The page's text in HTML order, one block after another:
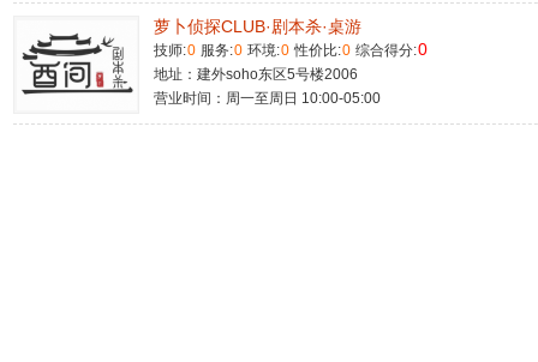
萝卜侦探CLUB·剧本杀·桌游
技师:0 服务:0 环境:0 性价比:0 综合得分:0
地址：建外soho东区5号楼2006
营业时间：周一至周日 10:00-05:00